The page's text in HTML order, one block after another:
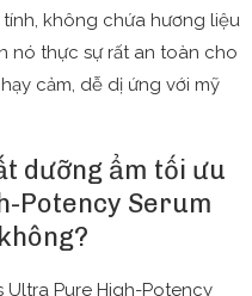
không chứa hương liệu
nó thực sự rất an toàn cho
cảm, dễ dị ứng với mỹ
dưỡng ẩm tối ưu
Potency Serum
Ultra Pure High-Potency